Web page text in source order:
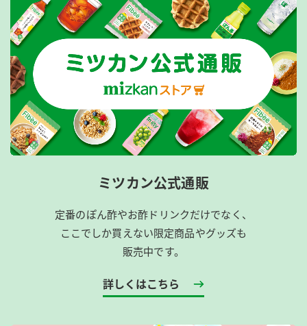
ミツカン公式通販
定番のぽん酢やお酢ドリンクだけでなく、
ここでしか買えない限定商品やグッズも
販売中です。
詳しくはこちら